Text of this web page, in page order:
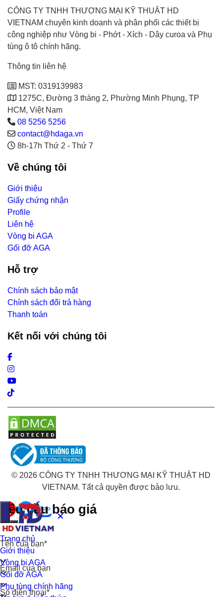
CÔNG TY TNHH THƯƠNG MẠI KỸ THUẬT HD
VIETNAM chuyên kinh doanh và phân phối các thiết bị
công nghiệp như Vòng bi - Phớt - Xích - Dây curoa và Phụ
tùng ô tô chính hãng.
Thông tin liên hệ
MST: 0319139983
1275C, Đường 3 tháng 2, Phường Minh Phụng, TP
HCM, Việt Nam
08 5256 5256
contact@hdaga.vn
8h-17h Thứ 2 - Thứ 7
Về chúng tôi
Giới thiệu
Giấy chứng nhận
Profile
Liên hệ
Vòng bi AGA
Gối đỡ AGA
Hỗ trợ
Chính sách bảo mật
Chính sách đổi trả hàng
Thanh toán
Kết nối với chúng tôi
Facebook
Instagram
Youtube
Tiktok
© 2026 CÔNG TY TNHH THƯƠNG MẠI KỸ THUẬT HD
VIETNAM. Tất cả quyền được bảo lưu.
Yêu cầu báo giá
Tên của bạn*
Email của bạn
Số điện thoại*
Trang chủ
Giới thiệu
Vòng bi AGA
Gối đỡ AGA
Phụ tùng chính hãng